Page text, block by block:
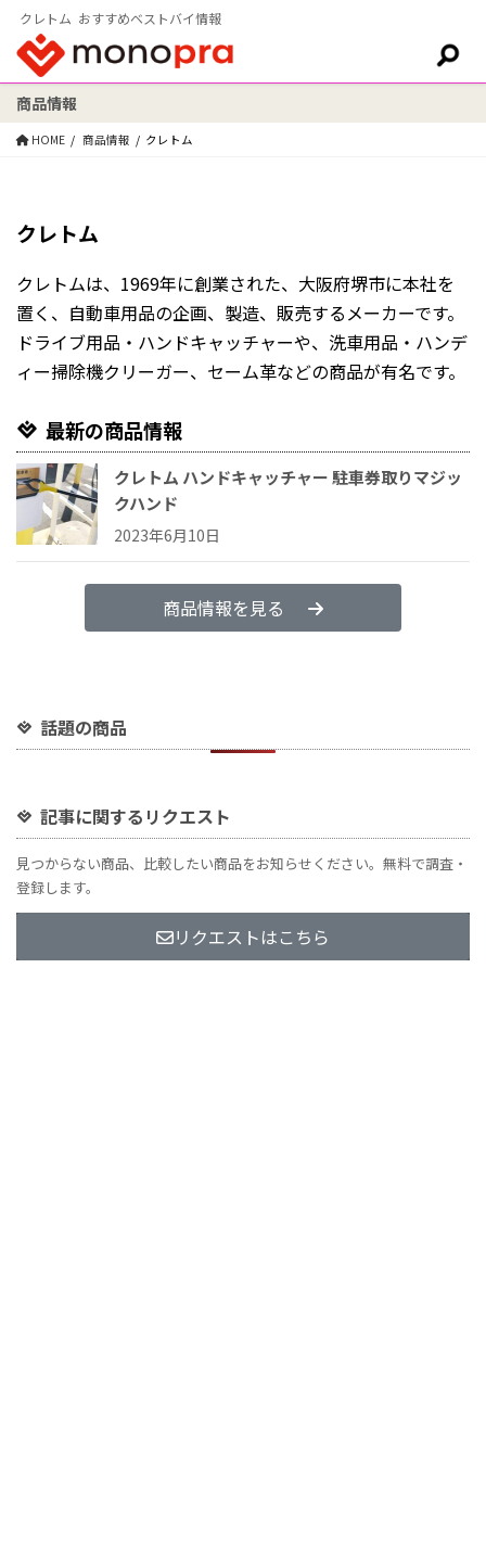
クレトム おすすめベストバイ情報
検索:
商品情報
HOME 商品情報 クレトム
クレトム
クレトムは、1969年に創業された、大阪府堺市に本社を
置く、自動車用品の企画、製造、販売するメーカーです。
ドライブ用品・ハンドキャッチャーや、洗車用品・ハンデ
ィー掃除機クリーガー、セーム革などの商品が有名です。
最新の商品情報
クレトム ハンドキャッチャー 駐車券取りマジッ
クハンド
2023年6月10日
商品情報を見る
話題の商品
記事に関するリクエスト
見つからない商品、比較したい商品をお知らせください。無料で調査・
登録します。
リクエストはこちら